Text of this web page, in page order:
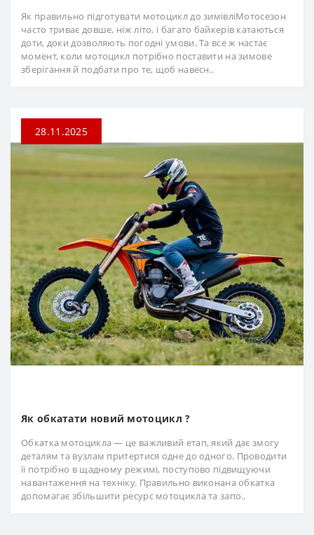
Як правильно підготувати мотоцикл до зимівліМотосезон
часто триває довше, ніж літо, і багато байкерів катаються
доти, доки дозволяють погодні умови. Та все ж настає
момент, коли мотоцикл потрібно поставити на зимове
зберігання й подбати про те, щоб навесн..
28.11.2025
Як обкатати новий мотоцикл ?
Обкатка мотоцикла — це важливий етап, який дає змогу
деталям та вузлам притертися одне до одного. Проводити
її потрібно в щадному режимі, поступово підвищуючи
навантаження на техніку. Правильно виконана обкатка
допомагає збільшити ресурс мотоцикла та запо..